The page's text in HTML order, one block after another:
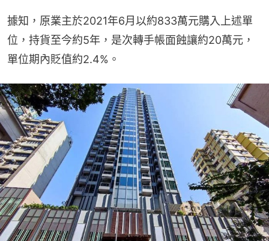
據知，原業主於2021年6月以約833萬元購入上述單
位，持貨至今約5年，是次轉手帳面蝕讓約20萬元，
單位期內貶值約2.4%。